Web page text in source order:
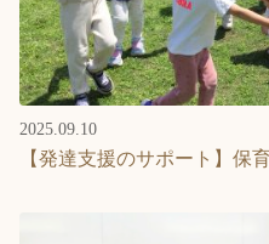
2025.09.10
【発達支援のサポート】保